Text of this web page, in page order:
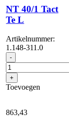
NT 40/1 Tact
Te L
Artikelnummer:
1.148-311.0
- NT
40/1
Tact
Te
L
+
Toevoegen
863,43